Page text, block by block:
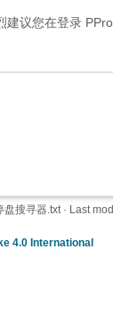
议您在登录
盘搜寻器.txt· Last
4.0 International